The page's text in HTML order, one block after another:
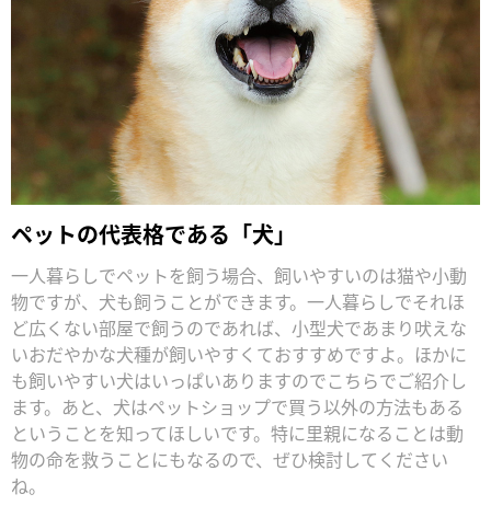
ペットの代表格である「犬」
一人暮らしでペットを飼う場合、飼いやすいのは猫や小動
物ですが、犬も飼うことができます。一人暮らしでそれほ
ど広くない部屋で飼うのであれば、小型犬であまり吠えな
いおだやかな犬種が飼いやすくておすすめですよ。ほかに
も飼いやすい犬はいっぱいありますのでこちらでご紹介し
ます。あと、犬はペットショップで買う以外の方法もある
ということを知ってほしいです。特に里親になることは動
物の命を救うことにもなるので、ぜひ検討してください
ね。